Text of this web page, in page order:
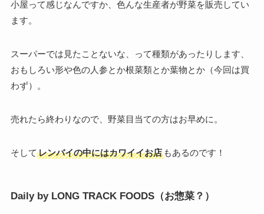
小屋って感じなんですか、色んな生産者が野菜を販売してい
ます。
スーパーでは見たことないな、って種類があったりします、
おもしろい形や色の人参とか根菜類とか葉物とか（今回は買
わず）。
売れたら終わりなので、野菜目当ての方はお早めに。
そして レンバイの中にはカワイイお店もあるのです！
Daily by LONG TRACK FOODS（お惣菜？）